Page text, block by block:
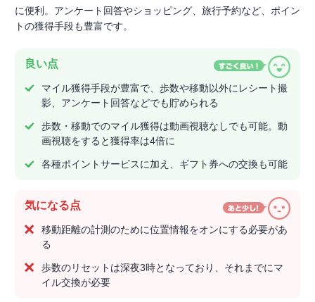
に便利。アンケート回答やショッピング、旅行予約など、ポイン
トの獲得手段も豊富です。
良い点
マイル獲得手段が豊富で、歩数や移動以外にレシート撮
影、アンケート回答などでも貯められる
歩数・移動でのマイル獲得は動画視聴なしでも可能。動
画視聴をすると獲得率は4倍に
各種ポイントサービスに加え、ギフト券への交換も可能
気になる点
移動距離の計測のために位置情報をオンにする必要があ
る
歩数のリセットは深夜3時となっており、それまでにマ
イル交換が必要